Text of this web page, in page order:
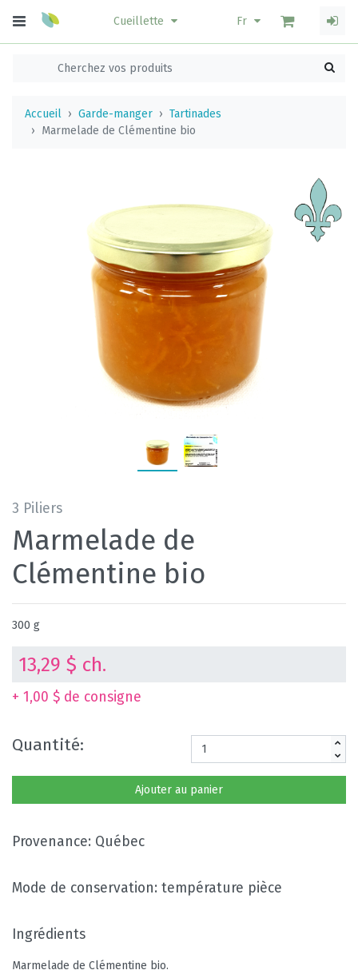
Cueillette Fr
Accueil Garde-manger
Tartinades
Marmelade de Clémentine bio
3 Piliers
Marmelade de
Clémentine bio
300 g
13,29 $ ch.
+ 1,00 $ de consigne
Quantité:
Ajouter au panier
Provenance: Québec
Mode de conservation: température pièce
Ingrédients
Marmelade de Clémentine bio.